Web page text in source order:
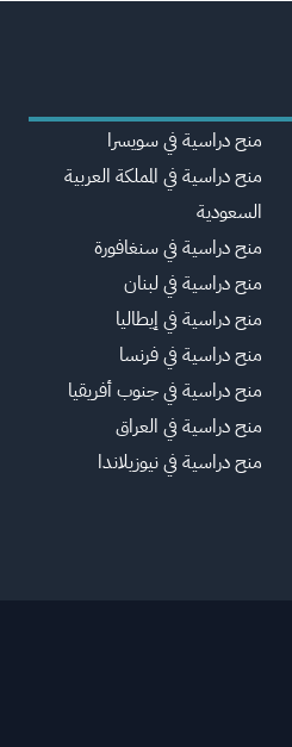
منح دراسية في سويسرا
منح دراسية في المملكة العربية
السعودية
منح دراسية في سنغافورة
منح دراسية في لبنان
منح دراسية في إيطاليا
منح دراسية في فرنسا
منح دراسية في جنوب أفريقيا
منح دراسية في العراق
منح دراسية في نيوزيلاندا